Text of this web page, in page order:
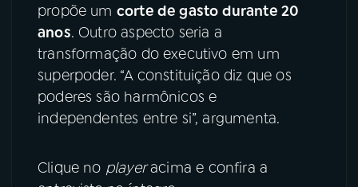
ACOMPANHE A RÁDIO NACIONAL
Facebook
propõe um corte de gasto durante 20
anos. Outro aspecto seria a
transformação do executivo em um
superpoder. “A constituição diz que os
poderes são harmônicos e
independentes entre si”, argumenta.
Clique no playeracima e confira a